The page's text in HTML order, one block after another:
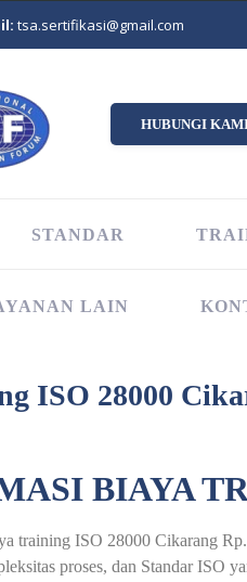
tsa.sertifikasi@gmail.com
HUBUNGI
STANDAR
LAIN
ISO 28000
BIAYA
training ISO 28000 Cikarang
proses, dan Standar ISO